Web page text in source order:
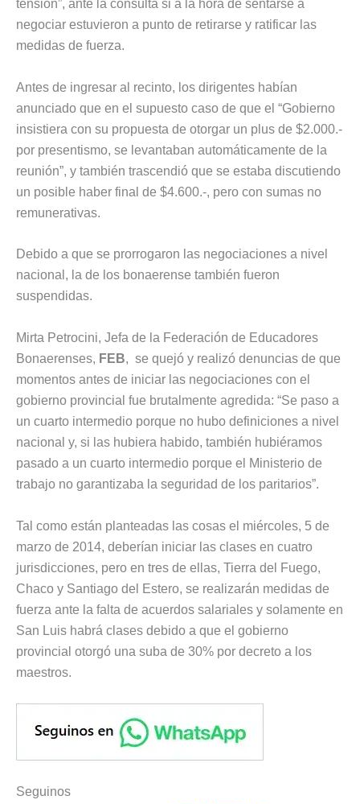
tensión”, ante la consulta si a la hora de sentarse a
negociar estuvieron a punto de retirarse y ratificar las
medidas de fuerza.
Antes de ingresar al recinto, los dirigentes habían
anunciado que en el supuesto caso de que el “Gobierno
insistiera con su propuesta de otorgar un plus de $2.000.-
por presentismo, se levantaban automáticamente de la
reunión”, y también trascendió que se estaba discutiendo
un posible haber final de $4.600.-, pero con sumas no
remunerativas.
Debido a que se prorrogaron las negociaciones a nivel
nacional, la de los bonaerense también fueron
suspendidas.
Mirta Petrocini, Jefa de la Federación de Educadores
Bonaerenses, FEB, se quejó y realizó denuncias de que
momentos antes de iniciar las negociaciones con el
gobierno provincial fue brutalmente agredida: “Se paso a
un cuarto intermedio porque no hubo definiciones a nivel
nacional y, si las hubiera habido, también hubiéramos
pasado a un cuarto intermedio porque el Ministerio de
trabajo no garantizaba la seguridad de los paritarios”.
Tal como están planteadas las cosas el miércoles, 5 de
marzo de 2014, deberían iniciar las clases en cuatro
jurisdicciones, pero en tres de ellas, Tierra del Fuego,
Chaco y Santiago del Estero, se realizarán medidas de
fuerza ante la falta de acuerdos salariales y solamente en
San Luis habrá clases debido a que el gobierno
provincial otorgó una suba de 30% por decreto a los
maestros.
Seguinos